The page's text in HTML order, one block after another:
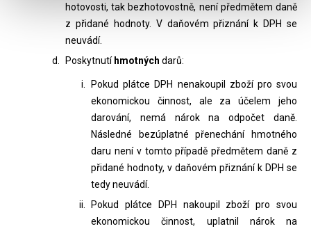
hotovosti, tak bezhotovostně, není předmětem daně
z přidané hodnoty. V daňovém přiznání k DPH se
neuvádí.
Poskytnutí hmotných darů:
Pokud plátce DPH nenakoupil zboží pro svou
ekonomickou činnost, ale za účelem jeho
darování, nemá nárok na odpočet daně.
Následné bezúplatné přenechání hmotného
daru není v tomto případě předmětem daně z
přidané hodnoty, v daňovém přiznání k DPH se
tedy neuvádí.
Pokud plátce DPH nakoupil zboží pro svou
ekonomickou činnost, uplatnil nárok na